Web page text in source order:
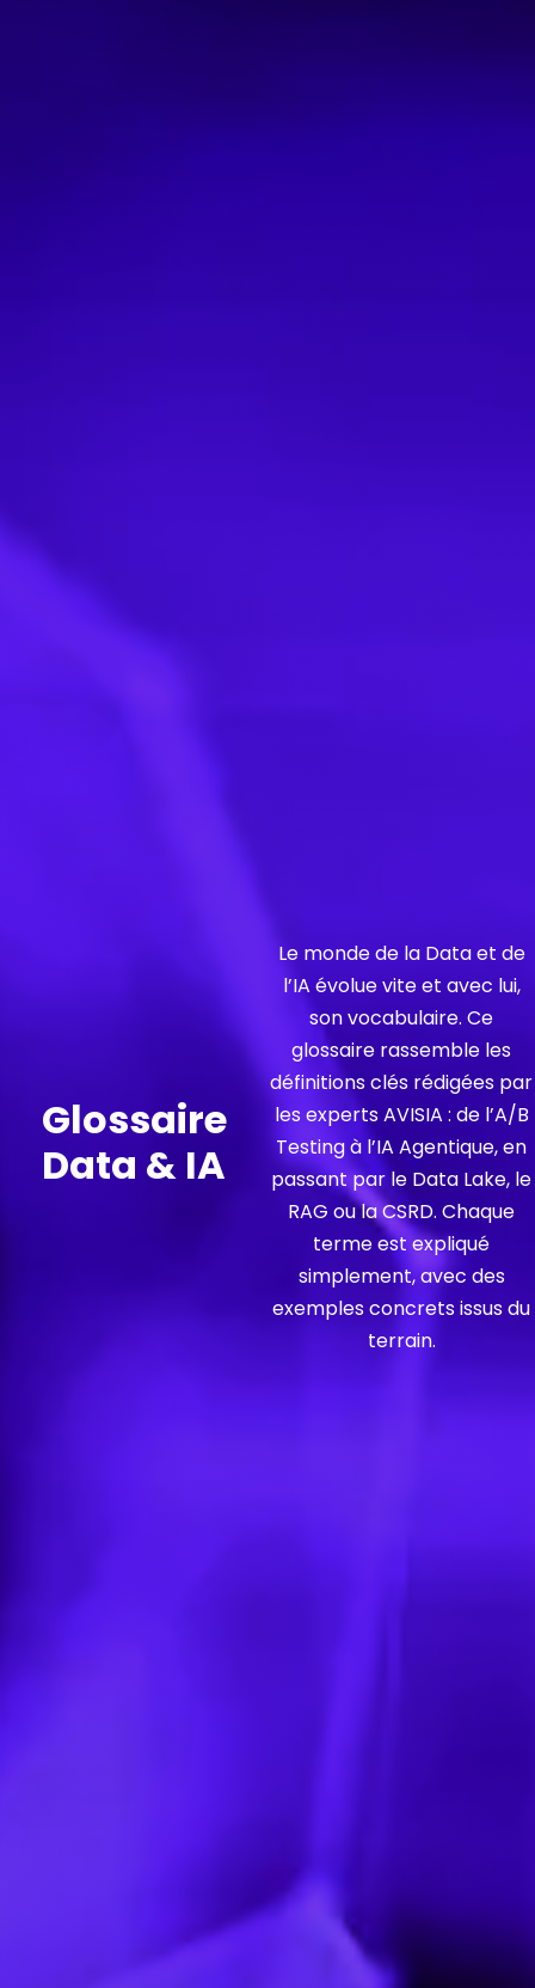
Glossaire
Data & IA
Le monde de la Data et de
l’IA évolue vite et avec lui,
son vocabulaire. Ce
glossaire rassemble les
définitions clés rédigées par
les experts AVISIA : de l’A/B
Testing à l’IA Agentique, en
passant par le Data Lake, le
RAG ou la CSRD. Chaque
terme est expliqué
simplement, avec des
exemples concrets issus du
terrain.